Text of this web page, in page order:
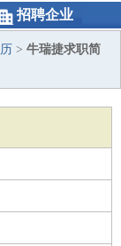
招聘企业
> 牛瑞捷求职简